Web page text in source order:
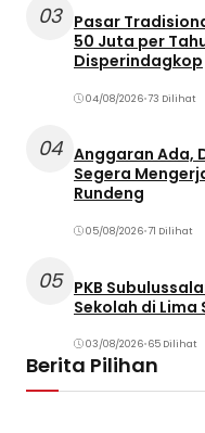
03 Pasar
50 Juta per
Disperindagkop
04/08/2026•73 Dilihat
04 Anggaran Ada,
Segera
Rundeng
05/08/2026•71 Dilihat
05 PKB
Sekolah di Lima
03/08/2026•65 Dilihat
Berita Pilihan